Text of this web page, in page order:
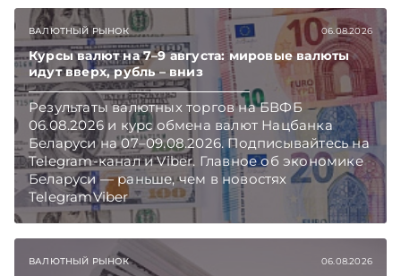
ВАЛЮТНЫЙ РЫНОК 06.08.2026
Курсы валют на 7–9 августа: мировые валюты
идут вверх, рубль – вниз
Результаты валютных торгов на БВФБ
06.08.2026 и курс обмена валют Нацбанка
Беларуси на 07–09.08.2026. Подписывайтесь на
Telegram‑канал и Viber. Главное об экономике
Беларуси — раньше, чем в новостях
TelegramViber
ВАЛЮТНЫЙ РЫНОК 06.08.2026